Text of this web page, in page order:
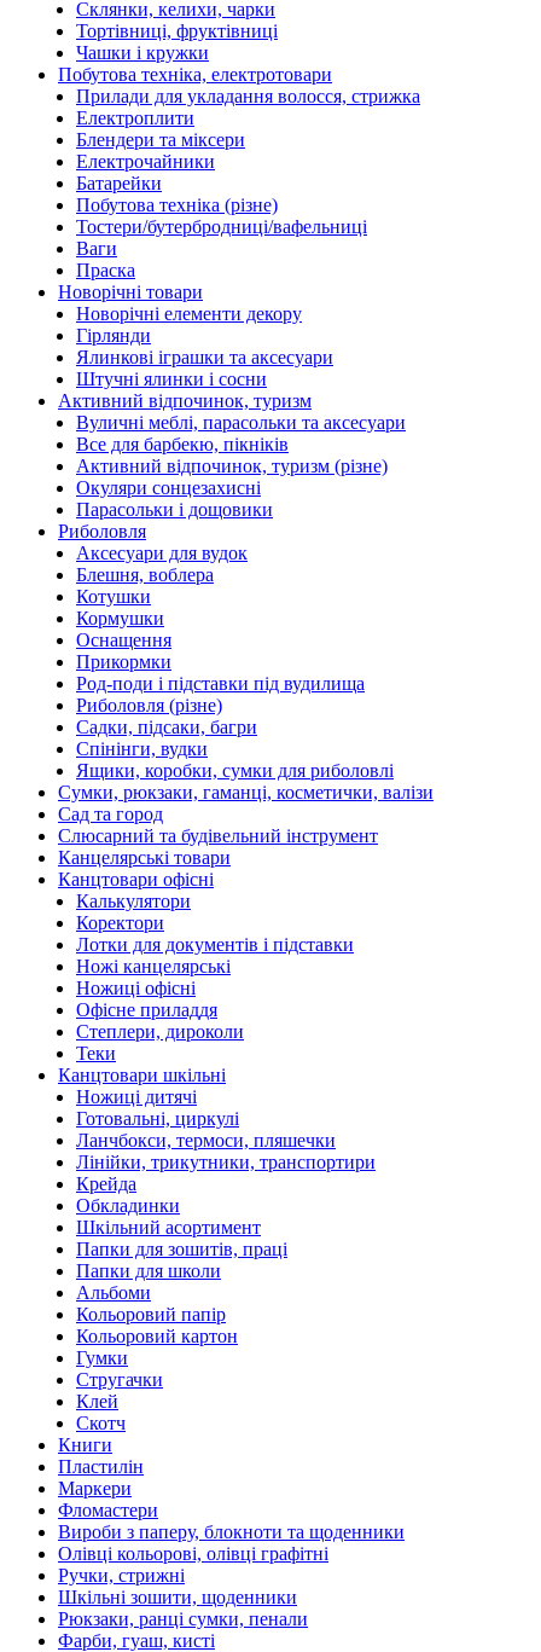
Склянки, келихи, чарки
Тортівниці, фруктівниці
Чашки і кружки
Побутова техніка, електротовари
Прилади для укладання волосся, стрижка
Електроплити
Блендери та міксери
Електрочайники
Батарейки
Побутова техніка (різне)
Тостери/бутербродниці/вафельниці
Ваги
Праска
Новорічні товари
Новорічні елементи декору
Гірлянди
Ялинкові іграшки та аксесуари
Штучні ялинки і сосни
Активний відпочинок, туризм
Вуличні меблі, парасольки та аксесуари
Все для барбекю, пікніків
Активний відпочинок, туризм (різне)
Окуляри сонцезахисні
Парасольки і дощовики
Риболовля
Аксесуари для вудок
Блешня, воблера
Котушки
Кормушки
Оснащення
Прикормки
Род-поди і підставки під вудилища
Риболовля (різне)
Садки, підсаки, багри
Спінінги, вудки
Ящики, коробки, сумки для риболовлі
Сумки, рюкзаки, гаманці, косметички, валізи
Сад та город
Слюсарний та будівельний інструмент
Канцелярські товари
Канцтовари офісні
Калькулятори
Коректори
Лотки для документів і підставки
Ножі канцелярські
Ножиці офісні
Офісне приладдя
Степлери, дироколи
Теки
Канцтовари шкільні
Ножиці дитячі
Готовальні, циркулі
Ланчбокси, термоси, пляшечки
Лінійки, трикутники, транспортири
Крейда
Обкладинки
Шкільний асортимент
Папки для зошитів, праці
Папки для школи
Альбоми
Кольоровий папір
Кольоровий картон
Гумки
Стругачки
Клей
Скотч
Книги
Пластилін
Маркери
Фломастери
Вироби з паперу, блокноти та щоденники
Олівці кольорові, олівці графітні
Ручки, стрижні
Шкільні зошити, щоденники
Рюкзаки, ранці сумки, пенали
Фарби, гуаш, кисті